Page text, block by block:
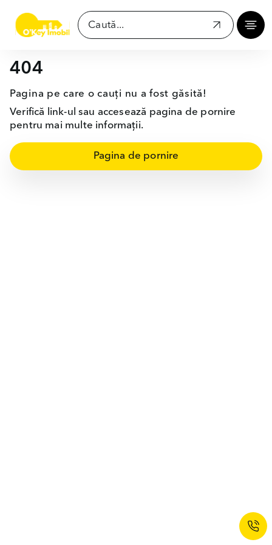
404
Pagina pe care o cauți nu a fost găsită!
Verifică link-ul sau accesează pagina de pornire
pentru mai multe informații.
Pagina de pornire